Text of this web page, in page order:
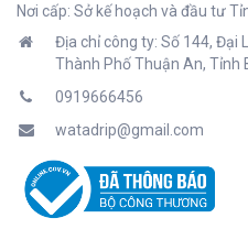
Nơi cấp: Sở kế hoạch và đầu tư
Địa chỉ công ty: Số 144, Đại
Thành Phố Thuận An, Tỉnh
0919666456
watadrip@gmail.com